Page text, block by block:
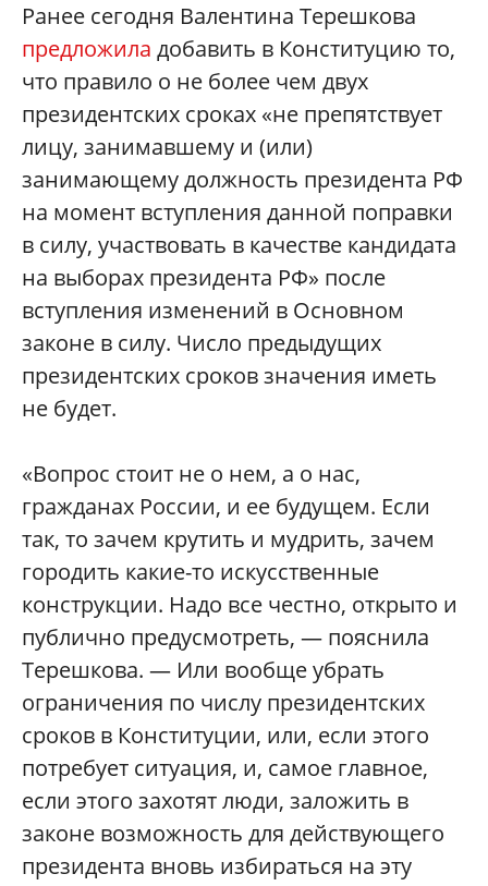
Ранее сегодня Валентина Терешкова
предложила добавить в Конституцию то,
что правило о не более чем двух
президентских сроках «не препятствует
лицу, занимавшему и (или)
занимающему должность президента РФ
на момент вступления данной поправки
в силу, участвовать в качестве кандидата
на выборах президента РФ» после
вступления изменений в Основном
законе в силу. Число предыдущих
президентских сроков значения иметь
не будет.
«Вопрос стоит не о нем, а о нас,
гражданах России, и ее будущем. Если
так, то зачем крутить и мудрить, зачем
городить какие-то искусственные
конструкции. Надо все честно, открыто и
публично предусмотреть, — пояснила
Терешкова. — Или вообще убрать
ограничения по числу президентских
сроков в Конституции, или, если этого
потребует ситуация, и, самое главное,
если этого захотят люди, заложить в
законе возможность для действующего
президента вновь избираться на эту